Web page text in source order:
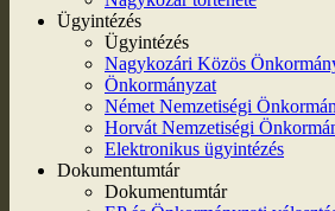
Ügyintézés
Ügyintézés
Nagykozári Közös
Önkormányzat
Német Nemzetiségi
Horvát Nemzetiségi
Elektronikus ügyintézés
Dokumentumtár
Dokumentumtár